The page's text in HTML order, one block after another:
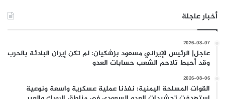
أخبار عاجلة
2026-08-07
عاجل| الرئيس الإيراني مسعود بزشكيان: لم تكن إيران البادئة بالحرب
وقد أحبط تلاحم الشعب حسابات العدو
2026-08-06
القوات المسلحة اليمنية: نفذنا عملية عسكرية واسعة ونوعية